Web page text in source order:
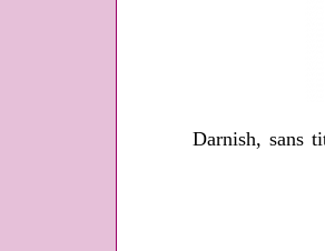
Darnish, sans